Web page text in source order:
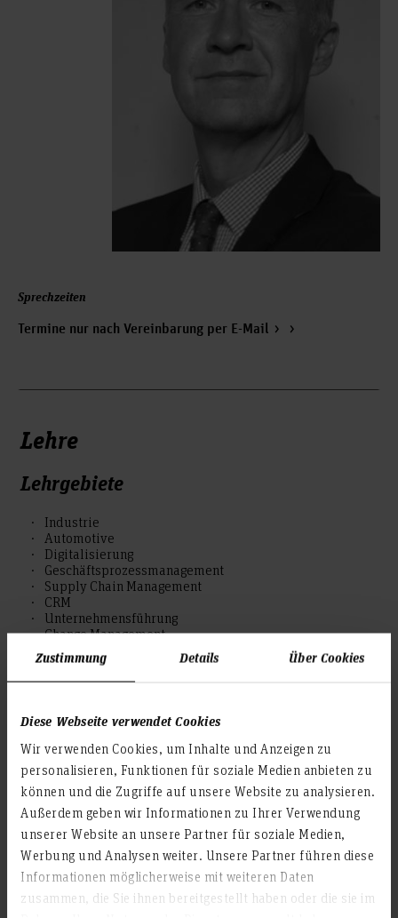
Zustimmung Details Über Cookies
Diese Webseite verwendet Cookies
Wir verwenden Cookies, um Inhalte und Anzeigen zu
personalisieren, Funktionen für soziale Medien anbieten zu
können und die Zugriffe auf unsere Website zu analysieren.
Außerdem geben wir Informationen zu Ihrer Verwendung
unserer Website an unsere Partner für soziale Medien,
Werbung und Analysen weiter. Unsere Partner führen diese
Informationen möglicherweise mit weiteren Daten
zusammen, die Sie ihnen bereitgestellt haben oder die sie im
Sprechzeiten
Termine nur nach Vereinbarung per E-Mail
Lehre
Lehrgebiete
Industrie
Automotive
Digitalisierung
Geschäftsprozessmanagement
Supply Chain Management
CRM
Unternehmensführung
Change Management
Aktivitäten
Zur Person
1987 - 1991 Fachhochschule Würzburg-Schweinfurt,
Abschluss: Dipl.-Wirtschaftsingenieur
1991 - 1992 Berufliches Fortbildungszentrum Kahla,
Erwachsenenbildung
1992 Hewlett-Packard, Softwareentwicklung und -
marketing
1992 - 1994 Universität Kassel, Abschluss: Dipl.-